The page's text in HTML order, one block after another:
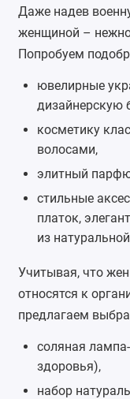
Даже надев
женщиной –
Попробуем
ювелирные
дизайнерскую
косметику
волосами,
элитный
стильные
платок,
из
Учитывая, что
относятся к
предлагаем
соляная
здоровья),
набор